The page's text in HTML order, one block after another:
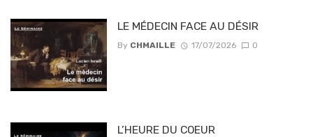
LE MÉDECIN FACE AU DÉSIR
By CHMAILLE 17/07/2026 0
L’HEURE DU COEUR